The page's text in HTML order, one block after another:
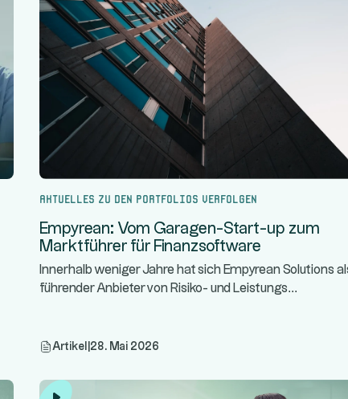
Aktuelles zu den Portfolios verfolgen
Empyrean: Vom Garagen-Start-up zum
Marktführer für Finanzsoftware
Innerhalb weniger Jahre hat sich Empyrean Solutions
führender Anbieter von Risiko- und Leistungs...
Artikel 28. Mai 2026